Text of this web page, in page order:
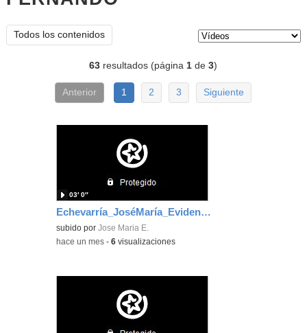
Todos los contenidos
63 resultados (página1 de3)
Anterior 1 2 3 Siguiente
Echevarría_JoséMaría_EvidenciaÁrea_1
subido porJose Maria E.
03′ 0″
-hace un mes -6 visualizaciones